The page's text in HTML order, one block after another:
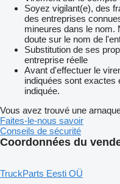
Soyez vigilant(e), des
des entreprises
mineures dans le nom.
doute sur le nom de
Substitution de ses
entreprise réelle
Avant d'effectuer le
indiquées sont exactes
indiquée.
Vous avez trouvé une
Faites-le-nous savoir
Conseils de sécurité
Coordonnées du
TruckParts Eesti OÜ